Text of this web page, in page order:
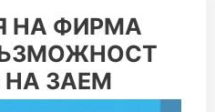
НА ФИРМА
ЗАЕМ